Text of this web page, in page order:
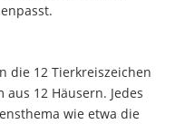
die 12 Tierkreiszeichen
12 Häusern. Jedes
wie etwa die